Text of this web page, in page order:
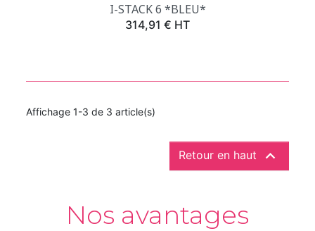
I-STACK 6 *BLEU*
Prix
314,91 € HT
Affichage 1-3 de 3 article(s)
Retour en haut 
Nos avantages